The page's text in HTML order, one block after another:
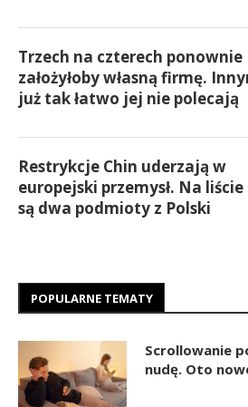
Trzech na czterech ponownie
założyłoby własną firmę.
już tak łatwo jej nie polecają
Restrykcje Chin uderzają w
europejski przemysł. Na liście
są dwa podmioty z Polski
POPULARNE TEMATY
Scrollowanie
nudę. Oto